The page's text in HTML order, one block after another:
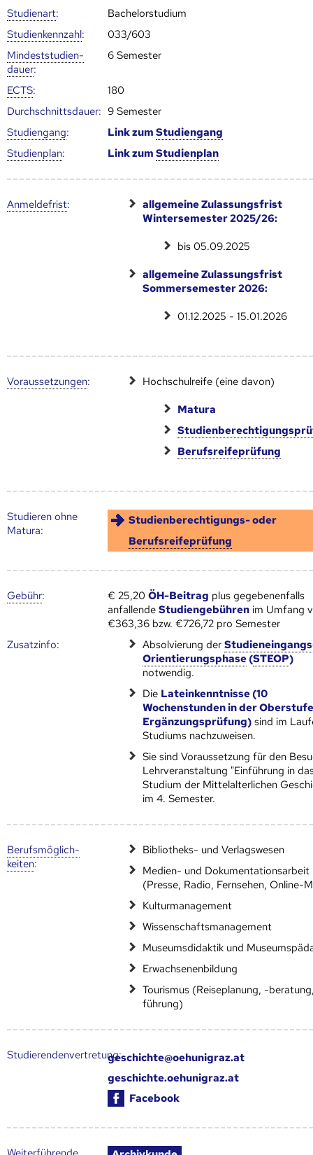
Studienart:
Bachelorstudium
Studien­kenn­zahl:
033/603
Mindest­studien­
dauer:
6 Semester
ECTS:
180
Durch­schnitts­dauer: 9 Semester
Studien­gang: Link zumStudien­gang
Studien­plan: Link zumStudien­plan
Anmelde­frist:
allgemeine Zulassungsfrist
Wintersemester 2025/26:
bis 05.09.2025
allgemeine Zulassungsfrist
Sommersemester 2026:
01.12.2025 - 15.01.2026
Voraus­setzungen: Hochschulreife (eine davon)
Matura
Berufsreifeprüfung
Studieren ohne
Matura:
Studienberechtigungs- oder
Berufsreifeprüfung
Gebühr: € 25,20ÖH-Beitrag plus gegebenenfalls
anfallendeStudiengebühren im Umfang
€363,36 bzw. €726,72 pro Semester
Zusatz­info:
Absolvierung der
Orientierungsphase (STEOP)
notwendig.
Die Lateinkenntnisse (10
Wochenstunden in der
Ergänzungsprüfung) sind im
Studiums nachzuweisen.
Sie sind Voraussetzung für den
Lehrveranstaltung "Einführung in
Studium der Mittelalterlichen
im 4. Semester.
Berufs­möglich­
keiten:
Bibliotheks- und Verlagswesen
Medien- und Dokumentationsarbeit
(Presse, Radio, Fernsehen, Online-
Kulturmanagement
Wissenschaftsmanagement
Museumsdidaktik und
Erwachsenenbildung
Tourismus (Reiseplanung, -
führung)
Studierendenvertretung:geschichte@oehunigraz.at
geschichte.oehunigraz.at
Facebook